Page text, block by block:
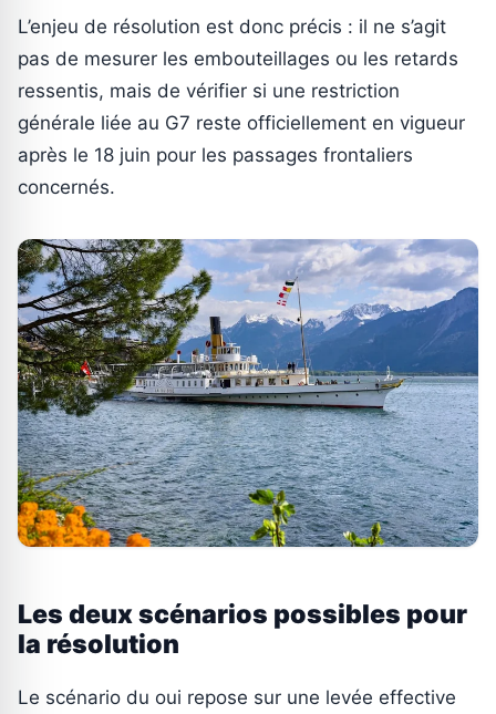
L’enjeu de résolution est donc précis : il ne s’agit
pas de mesurer les embouteillages ou les retards
ressentis, mais de vérifier si une restriction
générale liée au G7 reste officiellement en vigueur
après le 18 juin pour les passages frontaliers
concernés.
Les deux scénarios possibles pour
la résolution
Le scénario du oui repose sur une levée effective